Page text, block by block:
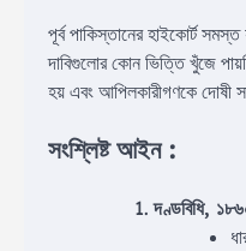
পূর্ব পাকিস্তানের হাইকোর্ট
দাবিগুলোর কোন ভিত্তি খুঁজে
হয় এবং আপিলকারীগণকে দোষী
সংশ্লিষ্ট আইন:
দণ্ডবিধি,